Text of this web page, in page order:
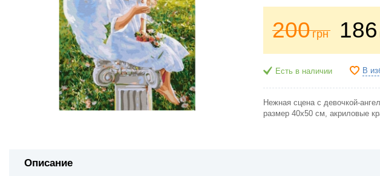
200грн 186
Есть в наличии В
Нежная сцена с девочкой-
размер 40х50 см, акриловые
Описание